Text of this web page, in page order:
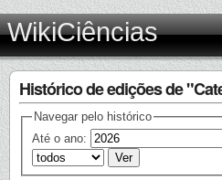
WikiCiências
Histórico de edições de
Navegar pelo histórico
Até o ano: